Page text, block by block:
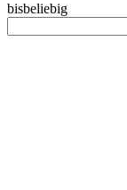
bisbeliebig